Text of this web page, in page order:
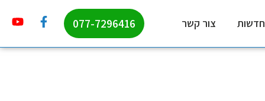
חדשות צור קשר 077-7296416